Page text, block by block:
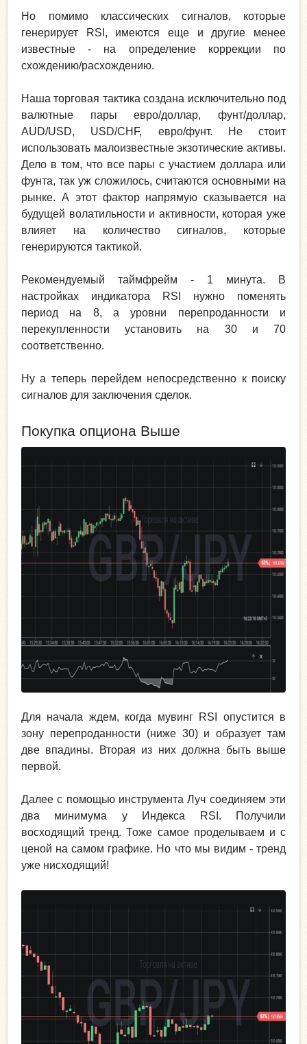
Но помимо классических сигналов, которые
генерирует RSI, имеются еще и другие менее
известные - на определение коррекции по
схождению/расхождению.
Наша торговая тактика создана исключительно под
валютные пары евро/доллар, фунт/доллар,
AUD/USD, USD/CHF, евро/фунт. Не стоит
использовать малоизвестные экзотические активы.
Дело в том, что все пары с участием доллара или
фунта, так уж сложилось, считаются основными на
рынке. А этот фактор напрямую сказывается на
будущей волатильности и активности, которая уже
влияет на количество сигналов, которые
генерируются тактикой.
Рекомендуемый таймфрейм - 1 минута. В
настройках индикатора RSI нужно поменять
период на 8, а уровни перепроданности и
перекупленности установить на 30 и 70
соответственно.
Ну а теперь перейдем непосредственно к поиску
сигналов для заключения сделок.
Покупка опциона Выше
Для начала ждем, когда мувинг RSI опустится в
зону перепроданности (ниже 30) и образует там
две впадины. Вторая из них должна быть выше
первой.
Далее с помощью инструмента Луч соединяем эти
два минимума у Индекса RSI. Получили
восходящий тренд. Тоже самое проделываем и с
ценой на самом графике. Но что мы видим - тренд
уже нисходящий!